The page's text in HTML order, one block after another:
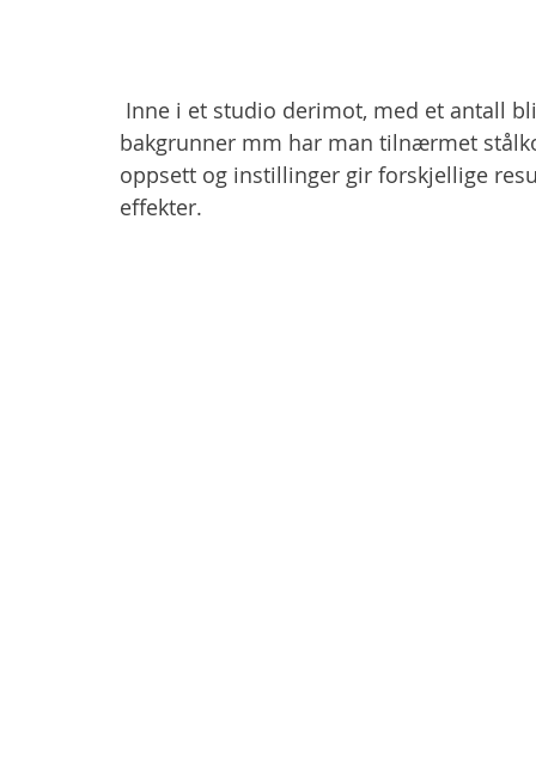
bakgrunner mm har man tilnærmet
oppsett og instillinger gir forskjellige
effekter.